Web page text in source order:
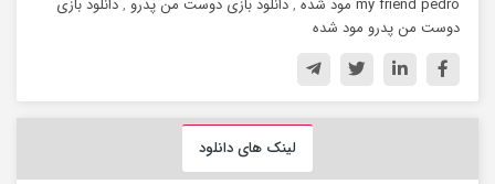
my friend pedro مود شده
,دانلود بازی دوست من پدرو ,دانلود بازی
دوست من پدرو مود شده
لینک های دانلود